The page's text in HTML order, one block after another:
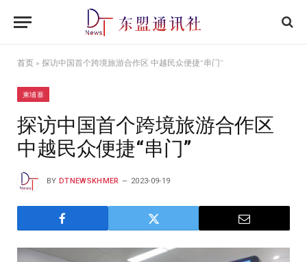
首页 » 探访中国首个跨境旅游合作区 中越民众便捷“串门”
柬埔寨
探访中国首个跨境旅游合作区
中越民众便捷“串门”
BY DTNEWSKHMER 2023-09-19